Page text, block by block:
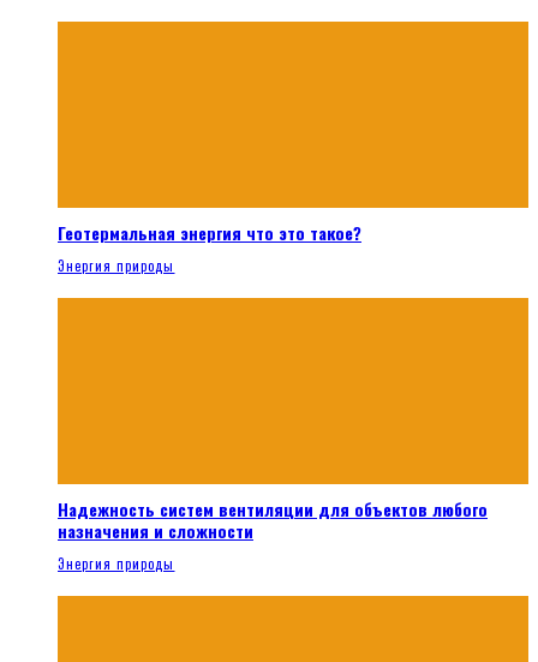
Геотермальная энергия что это такое?
Энергия природы
Надежность систем вентиляции для объектов любого
назначения и сложности
Энергия природы